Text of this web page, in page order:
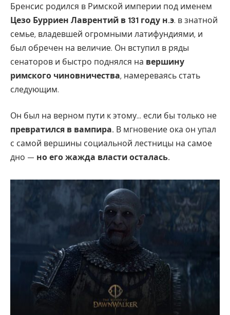
Бренсис родился в Римской империи под именем
Цезо Бурриен Лаврентий в 131 году н.э. в знатной
семье, владевшей огромными латифундиями, и
был обречен на величие. Он вступил в ряды
сенаторов и быстро поднялся на вершину
римского чиновничества, намереваясь стать
следующим.
Он был на верном пути к этому… если бы только не
превратился в вампира. В мгновение ока он упал
с самой вершины социальной лестницы на самое
дно — но его жажда власти осталась.